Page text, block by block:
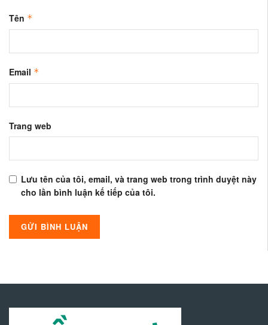
Tên *
Email *
Trang web
Lưu tên của tôi, email, và trang web trong trình duyệt này
cho lần bình luận kế tiếp của tôi.